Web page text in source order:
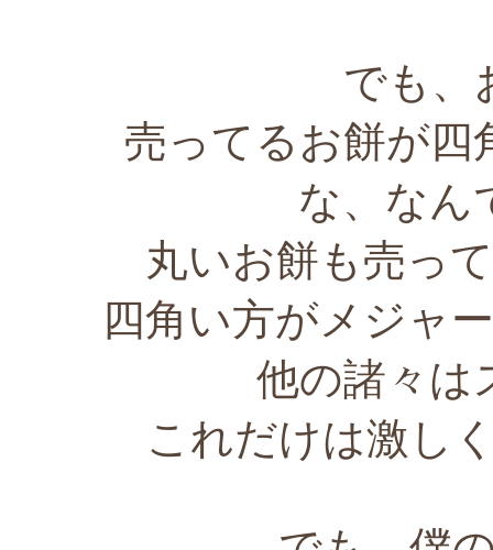
でも、
売ってるお餅が四
な、なん
丸いお餅も売っ
四角い方がメジャ
他の諸々は
これだけは激し